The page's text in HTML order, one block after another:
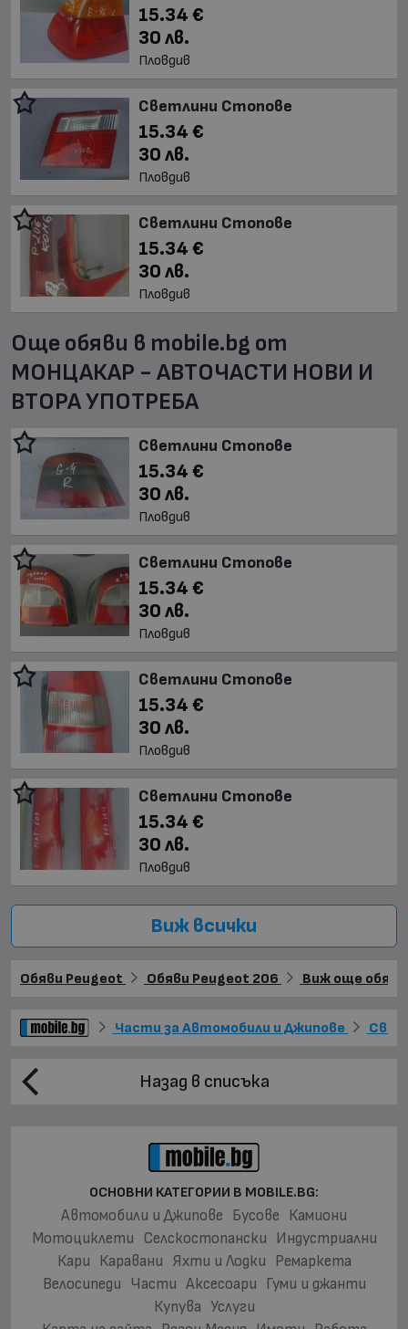
15.34 €
30 лв.
Пловдив
Светлини Стопове
15.34 €
30 лв.
Пловдив
Светлини Стопове
15.34 €
30 лв.
Пловдив
Още обяви в mobile.bg от
МОНЦАКАР - АВТОЧАСТИ НОВИ И
ВТОРА УПОТРЕБА
Светлини Стопове
15.34 €
30 лв.
Пловдив
Светлини Стопове
15.34 €
30 лв.
Пловдив
Светлини Стопове
15.34 €
30 лв.
Пловдив
Светлини Стопове
15.34 €
30 лв.
Пловдив
Виж всички
Обяви Peugeot Обяви Peugeot 206 Виж още
Части за Автомобили и Джипове
Назад в списъка
ОСНОВНИ КАТЕГОРИИ В MOBILE.BG:
Автомобили и Джипове Бусове Камиони
Мотоциклети Селскостопански Индустриални
Кари Каравани Яхти и Лодки Ремаркета
Велосипеди Части Аксесоари Гуми и джанти
Купува Услуги